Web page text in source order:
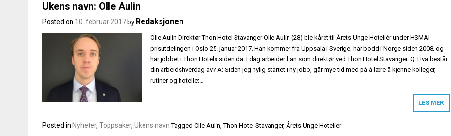
Ukens navn: Olle Aulin
Posted on 10. februar 2017 by Redaksjonen
Olle Aulin Direktør Thon Hotel Stavanger Olle Aulin (28) ble kåret til Årets Unge Hoteliér under HSMAI-
prisutdelingen i Oslo 25. januar 2017. Han kommer fra Uppsala i Sverige, har bodd i Norge siden 2008, og
har jobbet i Thon Hotels siden da. I dag arbeider han som direktør ved Thon Hotel Stavanger. Q: Hva består
din arbeidshverdag av? A: Siden jeg nylig startet i ny jobb, går mye tid med på å lære å kjenne kolleger,
rutiner og hotellet…
LES MER
Posted in Nyheter, Toppsaker, Ukens navn Tagged Olle Aulin,Thon Hotel Stavanger, Årets Unge Hotelier